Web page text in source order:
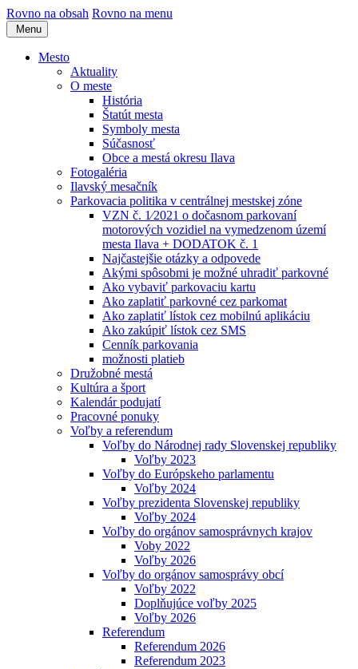
Rovno na obsah Rovno na menu
Menu
Mesto
Aktuality
O meste
História
Štatút mesta
Symboly mesta
Súčasnosť
Obce a mestá okresu Ilava
Fotogaléria
Ilavský mesačník
Parkovacia politika v centrálnej mestskej zóne
VZN č. 1⁄2021 o dočasnom parkovaní
motorových vozidiel na vymedzenom území
mesta Ilava + DODATOK č. 1
Najčastejšie otázky a odpovede
Akými spôsobmi je možné uhradiť parkovné
Ako vybaviť parkovaciu kartu
Ako zaplatiť parkovné cez parkomat
Ako zaplatiť lístok cez mobilnú aplikáciu
Ako zakúpiť lístok cez SMS
Cenník parkovania
možnosti platieb
Družobné mestá
Kultúra a šport
Kalendár podujatí
Pracovné ponuky
Voľby a referendum
Voľby do Národnej rady Slovenskej republiky
Voľby 2023
Voľby do Európskeho parlamentu
Voľby 2024
Voľby prezidenta Slovenskej republiky
Voľby 2024
Voľby do orgánov samosprávnych krajov
Voby 2022
Voľby 2026
Voľby do orgánov samosprávy obcí
Voľby 2022
Doplňujúce voľby 2025
Voľby 2026
Referendum
Referendum 2026
Referendum 2023